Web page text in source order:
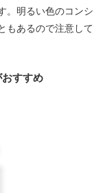
。明るい色のコンシ
もあるので注意して
すすめ